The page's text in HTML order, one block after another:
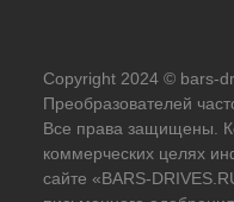
Copyright 2024 © bars-
Преобразователей
Все права защищены.
коммерческих целях
сайте «BARS-